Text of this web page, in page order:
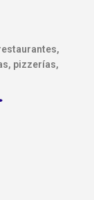
pizzerías,